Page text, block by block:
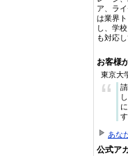
ア、ラ
は業界
し、学
も対応し
お客様
東京大
“
す
あな
公式ア